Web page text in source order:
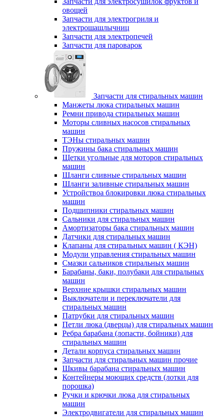
овощей
Запчасти для электрогриля и
электрошашлычниц
Запчасти для электропечей
Запчасти для пароварок
Запчасти для стиральных машин
Манжеты люка стиральных машин
Ремни привода стиральных машин
Моторы сливных насосов стиральных
машин
ТЭНы стиральных машин
Пружины бака стиральных машин
Щетки угольные для моторов стиральных
машин
Шланги сливные стиральных машин
Шланги заливные стиральных машин
Устройствоа блокировки люка стиральных
машин
Подшипники стиральных машин
Сальники для стиральных машин
Амортизаторы бака стиральных машин
Датчики для стиральных машин
Клапаны для стиральных машин ( КЭН)
Модули управления стиральных машин
Смазки сальников стиральных машин
Барабаны, баки, полубаки для стиральных
машин
Верхние крышки стиральных машин
Выключатели и переключатели для
стиральных машин
Патрубки для стиральных машин
Петли люка (дверцы) для стиральных машин
Ребра барабана (лопасти, бойники) для
стиральных машин
Детали корпуса стиральных машин
Запчасти для стиральных машин прочие
Шкивы барабана стиральных машин
Контейнеры моющих средств (лотки для
порошка)
Ручки и крючки люка для стиральных
машин
Электродвигатели для стиральных машин